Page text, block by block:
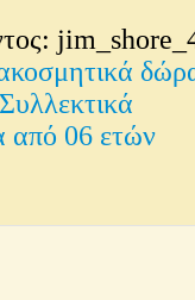
Συλλεκτικά
από 06 ετών